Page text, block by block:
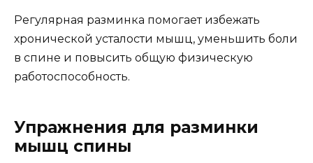
Регулярная разминка помогает избежать
хронической усталости мышц, уменьшить боли
в спине и повысить общую физическую
работоспособность.
Упражнения для разминки
мышц спины